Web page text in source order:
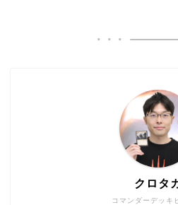
コマンダーデッキ
クロタ